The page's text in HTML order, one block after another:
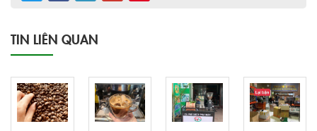
TIN LIÊN QUAN